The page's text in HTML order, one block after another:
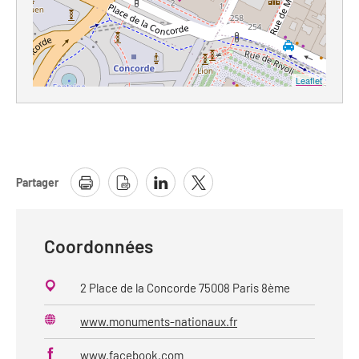
Leaflet
Partager
Coordonnées
2 Place de la Concorde 75008 Paris 8ème
Site
web
www.monuments-nationaux.fr
www.facebook.com